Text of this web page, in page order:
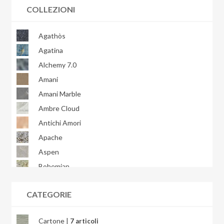
COLLEZIONI
Agathòs
Agatina
Alchemy 7.0
Amani
Amani Marble
Ambre Cloud
Antichi Amori
Apache
Aspen
Bohemian
Brera
CATEGORIE
Cartone | 7 articoli